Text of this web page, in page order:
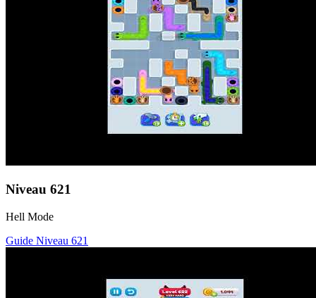
Niveau 621
Hell Mode
Guide Niveau 621